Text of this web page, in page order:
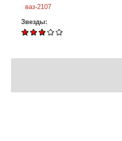
ваз-2107
Звезды: